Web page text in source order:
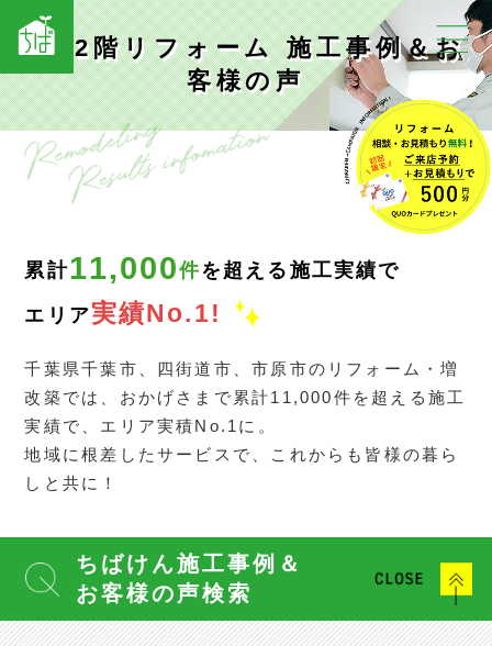
1階2階リフォーム 施工事例＆お
客様の声
累計11,000件を超える施工実績で
エリア実績No.1!
千葉県千葉市、四街道市、市原市のリフォーム・増
改築では、おかげさまで累計11,000件を超える施工
実績で、エリア実積No.1に。
地域に根差したサービスで、これからも皆様の暮ら
しと共に！
ちばけん施工事例＆
お客様の声検索